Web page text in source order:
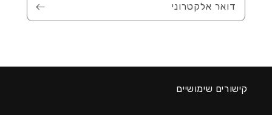
דואר אלקטרוני
קישורים שימושיים